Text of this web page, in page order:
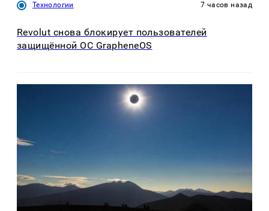
Технологии 7 часов назад
Revolut снова блокирует пользователей
защищённой ОС GrapheneOS